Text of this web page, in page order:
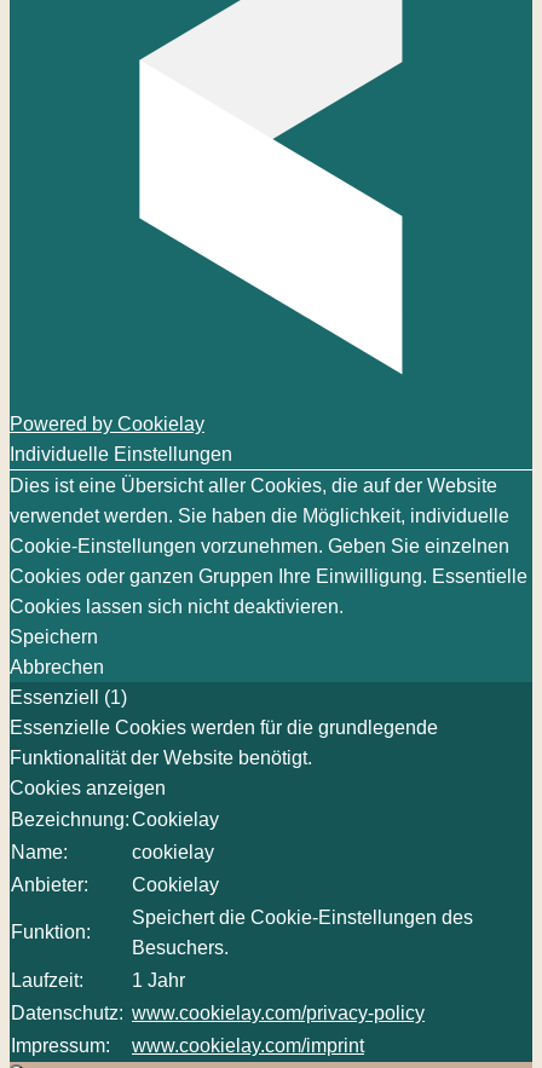
Powered by Cookielay
Individuelle Einstellungen
Dies ist eine Übersicht aller Cookies, die auf der Website
verwendet werden. Sie haben die Möglichkeit, individuelle
Cookie-Einstellungen vorzunehmen. Geben Sie einzelnen
Cookies oder ganzen Gruppen Ihre Einwilligung. Essentielle
Cookies lassen sich nicht deaktivieren.
Speichern
Abbrechen
Essenziell (1)
Essenzielle Cookies werden für die grundlegende
Funktionalität der Website benötigt.
Cookies anzeigen
Bezeichnung:Cookielay
Name:
cookielay
Anbieter:
Cookielay
Funktion:
Speichert die Cookie-Einstellungen des
Besuchers.
Laufzeit:
1 Jahr
Datenschutz: www.cookielay.com/privacy-policy
Impressum:
www.cookielay.com/imprint